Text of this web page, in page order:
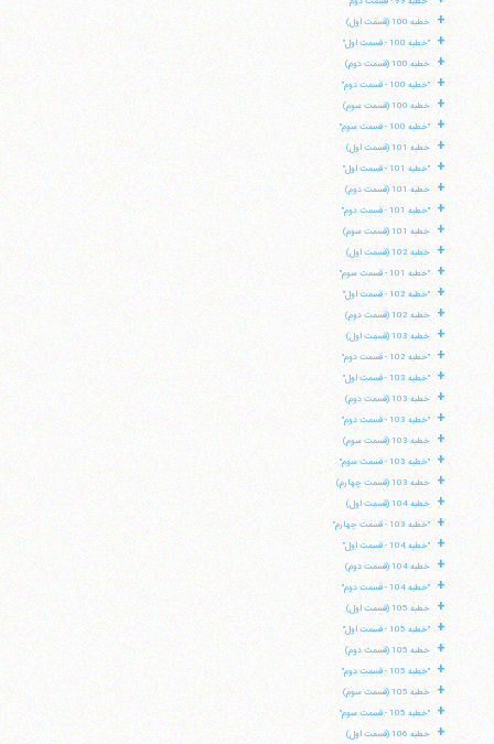
+ خطبه 100 (قسمت اول)
+ "خطبه 100 - قسمت اول"
+ خطبه 100 (قسمت دوم)
+ "خطبه 100 - قسمت دوم"
+ خطبه 100 (قسمت سوم)
+ "خطبه 100 - قسمت سوم"
+ خطبه 101 (قسمت اول)
+ "خطبه 101 - قسمت اول"
+ خطبه 101 (قسمت دوم)
+ "خطبه 101 - قسمت دوم"
+ خطبه 101 (قسمت سوم)
+ خطبه 102 (قسمت اول)
+ "خطبه 101 - قسمت سوم"
+ "خطبه 102 - قسمت اول"
+ خطبه 102 (قسمت دوم)
+ خطبه 103 (قسمت اول)
+ "خطبه 102 - قسمت دوم"
+ "خطبه 103 - قسمت اول"
+ خطبه 103 (قسمت دوم)
+ "خطبه 103 - قسمت دوم"
+ خطبه 103 (قسمت سوم)
+ "خطبه 103 - قسمت سوم"
+ خطبه 103 (قسمت چهارم)
+ خطبه 104 (قسمت اول)
+ "خطبه 103 - قسمت چهارم"
+ "خطبه 104 - قسمت اول"
+ خطبه 104 (قسمت دوم)
+ "خطبه 104 - قسمت دوم"
+ خطبه 105 (قسمت اول)
+ "خطبه 105 - قسمت اول"
+ خطبه 105 (قسمت دوم)
+ "خطبه 105 - قسمت دوم"
+ خطبه 105 (قسمت سوم)
+ "خطبه 105 - قسمت سوم"
+ خطبه 106 (قسمت اول)